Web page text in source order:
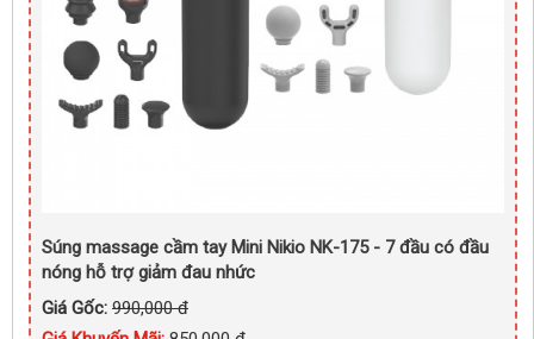
Súng massage cầm tay Mini Nikio NK-175 - 7 đầu có đầu
nóng hỗ trợ giảm đau nhức
Giá Gốc: 990,000 đ